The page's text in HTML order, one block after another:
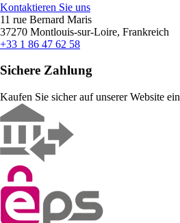
Kontaktieren Sie uns
11 rue Bernard Maris
37270 Montlouis-sur-Loire, Frankreich
+33 1 86 47 62 58
Sichere Zahlung
Kaufen Sie sicher auf unserer Website ein